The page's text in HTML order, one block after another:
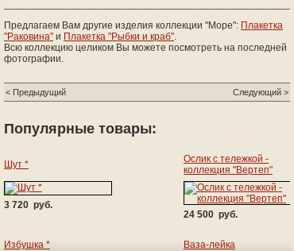
Предлагаем Вам другие изделия коллекции "Море": Плакетка
"Раковина" и Плакетка "Рыбки и краб".
Всю коллекцию целиком Вы можете посмотреть на последней
фотографии.
< Предыдущий Следующий >
Популярные товары:
Шут *
3 720 руб.
Ослик с тележкой -
коллекция "Вертеп"
24 500 руб.
Избушка * Ваза-лейка